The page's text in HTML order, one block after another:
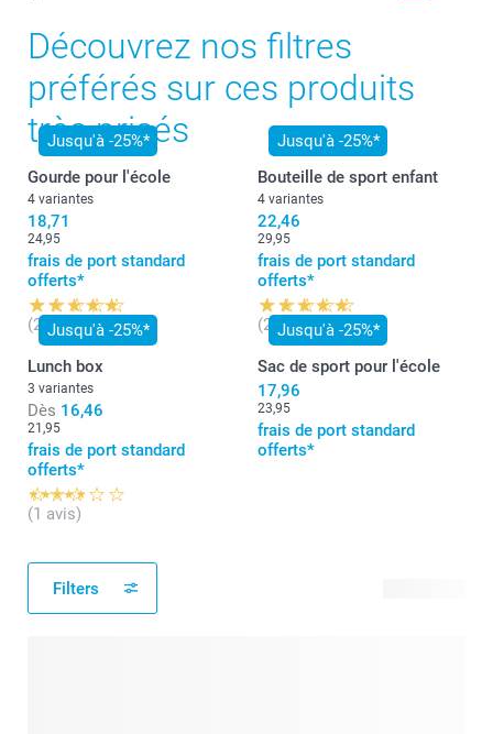
Découvrez nos filtres
préférés sur ces produits
très prisés
Jusqu'à -25%*
Gourde pour l'école
4 variantes
18,71
24,95
frais de port standard
offerts*
(27 avis)
Jusqu'à -25%*
Bouteille de sport enfant
4 variantes
22,46
29,95
frais de port standard
offerts*
(27 avis)
Jusqu'à -25%*
Lunch box
3 variantes
Dès 16,46
21,95
frais de port standard
offerts*
(1 avis)
Jusqu'à -25%*
Sac de sport pour l'école
17,96
23,95
frais de port standard
offerts*
Filters